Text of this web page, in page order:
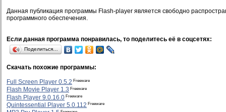
Данная публикация программы Flash-player является свободно
программного обеспечения.
Если данная программа понравилась, то поделитесь её в соцсетях:
Поделиться…
Скачать похожие программы:
Full Screen Player 0.5.2 Freeware
Flash Movie Player 1.3 Freeware
Flash Player 9.0.16.0 Freeware
Quintessential Player 5.0.112 Freeware